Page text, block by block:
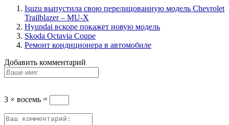
Isuzu выпустила свою перелицованную модель Chevrolet
Trailblazer – MU-X
Hyundai вскоре покажет новую модель
Skoda Octavia Coupe
Ремонт кондиционера в автомобиле
Добавить комментарий
3 × восемь =